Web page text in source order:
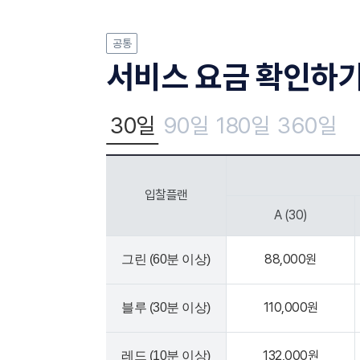
공통
서비스 요금 확인하
30일 90일 180일 360일
입찰플랜
A (30)
그린 (60분 이상) 88,000원
블루 (30분 이상) 110,000원
레드 (10분 이상) 132,000원